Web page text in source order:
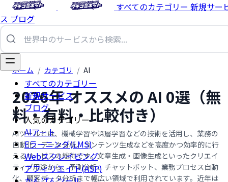
すべてのカテゴリー 新規サー
ス ブログ
すべてのカテゴリー
新規サービス
ブログ
人気のカテゴリー
AIアート
Eラーニング(LMS)
Webスクレイピング
アフィリエイト(ASP)
ホーム / カテゴリ / AI
2026年 オススメの AI 0選（無
料・有料・比較付き）
AIツールとは、機械学習や深層学習などの技術を活用し、業務の
自動化、データ分析、コンテンツ生成などを高度かつ効率的に行
えるサービスの総称です。文章生成・画像生成といったクリエイ
ティブ用途から、予測分析、チャットボット、業務プロセス自動
化、顧客データ分析まで幅広い領域で利用されています。近年は